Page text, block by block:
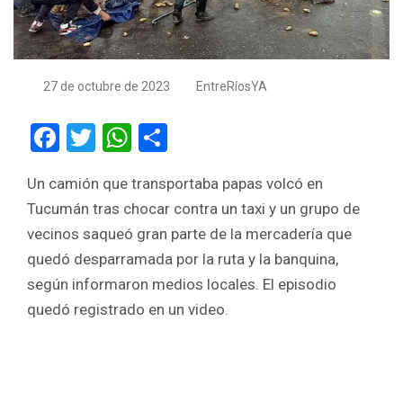
27 de octubre de 2023 EntreRíosYA
F
ce
b
o
o
k
T
tt
er
W
at
s
A
p
p
ar
e
Un camión que transportaba papas volcó en
Tucumán tras chocar contra un taxi y un grupo de
vecinos saqueó gran parte de la mercadería que
quedó desparramada por la ruta y la banquina,
según informaron medios locales. El episodio
quedó registrado en un video.